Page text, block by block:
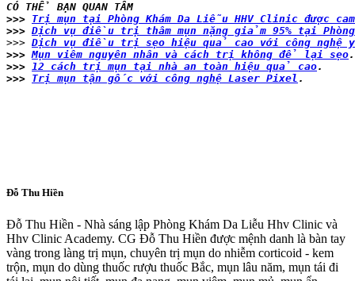
CÓ THỂ BẠN QUAN TÂM
>>> Trị mụn tại Phòng Khám Da Liễu HHV Clinic được
>>> Dịch vụ điều trị thâm mụn nặng giảm 95% tại
>>> Dịch vụ điều trị sẹo hiệu quả cao với công nghệ
>>> Mụn viêm nguyên nhân và cách trị không để lại sẹo.
>>> 12 cách trị mụn tại nhà an toàn hiệu quả cao.
>>> Trị mụn tận gốc với công nghệ Laser Pixel .
Đỗ Thu Hiền
Đỗ Thu Hiền - Nhà sáng lập Phòng Khám Da Liễu Hhv Clinic và
Hhv Clinic Academy. CG Đỗ Thu Hiền được mệnh danh là bàn tay
vàng trong làng trị mụn, chuyên trị mụn do nhiễm corticoid - kem
trộn, mụn do dùng thuốc rượu thuốc Bắc, mụn lâu năm, mụn tái đi